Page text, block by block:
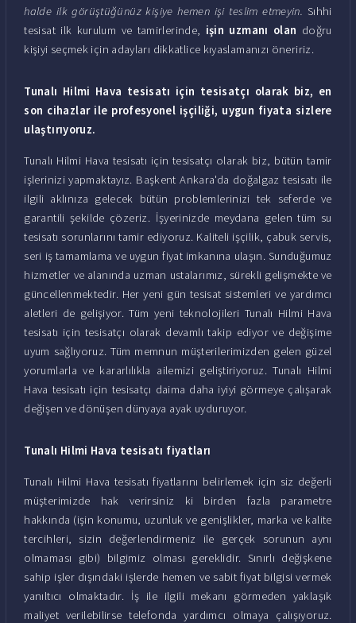
halde ilk görüştüğünüz kişiye hemen işi teslim etmeyin. Sıhhi
tesisat ilk kurulum ve tamirlerinde, işin uzmanı olan doğru
kişiyi seçmek için adayları dikkatlice kıyaslamanızı öneririz.
Tunalı Hilmi Hava tesisatı için tesisatçı olarak biz, en
son cihazlar ile profesyonel işçiliği, uygun fiyata sizlere
ulaştırıyoruz.
Tunalı Hilmi Hava tesisatı için tesisatçı olarak biz, bütün tamir
işlerinizi yapmaktayız. Başkent Ankara'da doğalgaz tesisatı ile
ilgili aklınıza gelecek bütün problemlerinizi tek seferde ve
garantili şekilde çözeriz. İşyerinizde meydana gelen tüm su
tesisatı sorunlarını tamir ediyoruz. Kaliteli işçilik, çabuk servis,
seri iş tamamlama ve uygun fiyat imkanına ulaşın. Sunduğumuz
hizmetler ve alanında uzman ustalarımız, sürekli gelişmekte ve
güncellenmektedir. Her yeni gün tesisat sistemleri ve yardımcı
aletleri de gelişiyor. Tüm yeni teknolojileri Tunalı Hilmi Hava
tesisatı için tesisatçı olarak devamlı takip ediyor ve değişime
uyum sağlıyoruz. Tüm memnun müşterilerimizden gelen güzel
yorumlarla ve kararlılıkla ailemizi geliştiriyoruz. Tunalı Hilmi
Hava tesisatı için tesisatçı daima daha iyiyi görmeye çalışarak
değişen ve dönüşen dünyaya ayak uyduruyor.
Tunalı Hilmi Hava tesisatı fiyatları
Tunalı Hilmi Hava tesisatı fiyatlarını belirlemek için siz değerli
müşterimizde hak verirsiniz ki birden fazla parametre
hakkında (işin konumu, uzunluk ve genişlikler, marka ve kalite
tercihleri, sizin değerlendirmeniz ile gerçek sorunun aynı
olmaması gibi) bilgimiz olması gereklidir. Sınırlı değişkene
sahip işler dışındaki işlerde hemen ve sabit fiyat bilgisi vermek
yanıltıcı olmaktadır. İş ile ilgili mekanı görmeden yaklaşık
maliyet verilebilirse telefonda yardımcı olmaya çalışıyoruz.